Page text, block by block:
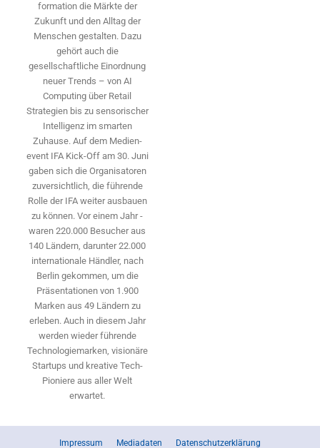
formation die Märkte der
Zukunft und den Alltag der
Menschen gestalten. Dazu
gehört auch die
gesellschaftliche Einordnung
neuer Trends – von AI
Computing über Retail
Strategien bis zu sensorischer
Intelligenz im smarten
Zuhause. Auf dem Medien­
event IFA Kick-Off am 30. Juni
gaben sich die Organisatoren
zuversichtlich, die führende
Rolle der IFA weiter ausbauen
zu können. Vor einem Jahr ­
waren 220.000 Besucher aus
140 ­Ländern, ­darunter 22.000
internationale Händler, nach
Berlin gekommen, um die
Präsen­tationen von 1.900
Marken aus 49 Ländern zu
erleben. Auch in diesem Jahr
werden wieder führende
Technologiemarken, visionäre
Startups und ­kreative Tech-
Pioniere aus aller Welt
erwartet.
Impressum Mediadaten Datenschutzerklärung